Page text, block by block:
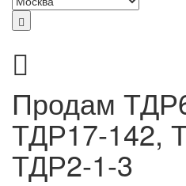
Продам
ТДР17-142,
ТДР2-1-3